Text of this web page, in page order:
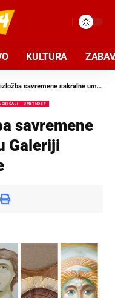
KULTURA
sakralne umetnosti u Galeriji Kolarčeve zadužbine
OBIČAJI UMETNOST
savremene
Galeriji